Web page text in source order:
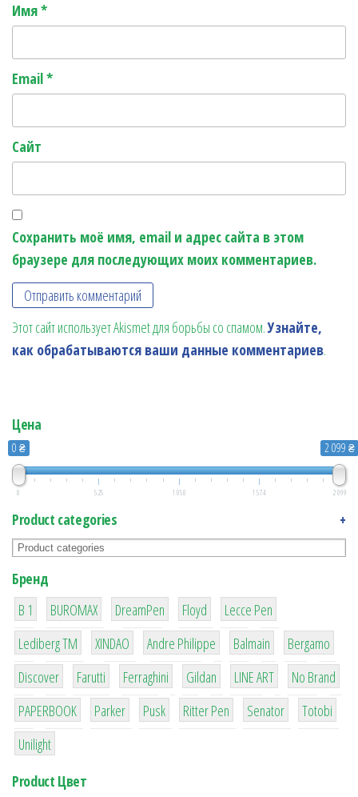
Имя*
Email*
Сайт
Сохранить моё имя, email и адрес сайта в этом
браузере для последующих моих комментариев.
Этот сайт использует Akismet для борьбы со спамом.Узнайте,
как обрабатываются ваши данные комментариев.
Цена
0 ₴ 2 099 ₴
0 525 1 050 1 574 2 099
Product categories +
Бренд
B 1
1
BUROMAX
1
DreamPen
2
Floyd
2
Lecce Pen
3
Lediberg ТМ
3
XINDAO
1
Andre Philippe
4
Balmain
26
Bergamo
64
Discover
299
Farutti
4
Ferraghini
42
Gildan
4
LINE ART
90
No Brand
8
PAPERBOOK
6
Parker
2
Pusk
22
Ritter Pen
15
Senator
43
Totobi
1
Unilight
Product Цвет